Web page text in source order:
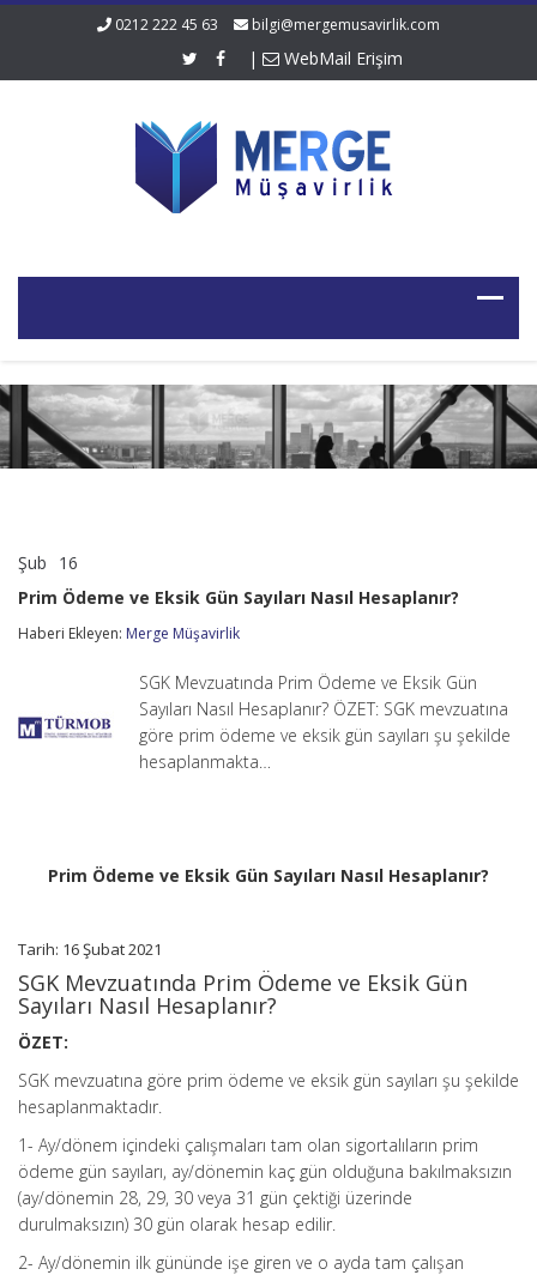
0212 222 45 63 bilgi@mergemusavirlik.com
| WebMail Erişim
Şub 16
ve
Eksik
Gün
Hesaplanır?
için
Prim Ödeme ve Eksik Gün Sayıları Nasıl Hesaplanır?
Haberi Ekleyen: Merge Müşavirlik
SGK Mevzuatında Prim Ödeme ve Eksik Gün
Sayıları Nasıl Hesaplanır? ÖZET: SGK mevzuatına
göre prim ödeme ve eksik gün sayıları şu şekilde
hesaplanmakta…
Prim Ödeme ve Eksik Gün Sayıları Nasıl Hesaplanır?
Tarih: 16 Şubat 2021
SGK Mevzuatında Prim Ödeme ve Eksik Gün
Sayıları Nasıl Hesaplanır?
ÖZET:
SGK mevzuatına göre prim ödeme ve eksik gün sayıları şu şekilde
hesaplanmaktadır.
1- Ay/dönem içindeki çalışmaları tam olan sigortalıların prim
ödeme gün sayıları, ay/dönemin kaç gün olduğuna bakılmaksızın
(ay/dönemin 28, 29, 30 veya 31 gün çektiği üzerinde
durulmaksızın) 30 gün olarak hesap edilir.
2- Ay/dönemin ilk gününde işe giren ve o ayda tam çalışan